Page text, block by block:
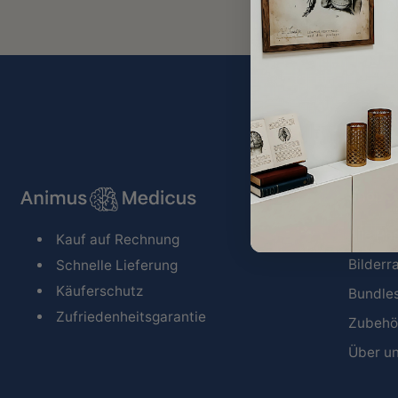
Kauf auf Rechnung
Schnelle Lieferung
Käuferschutz
Zufriedenheitsgarantie
Shop
Über